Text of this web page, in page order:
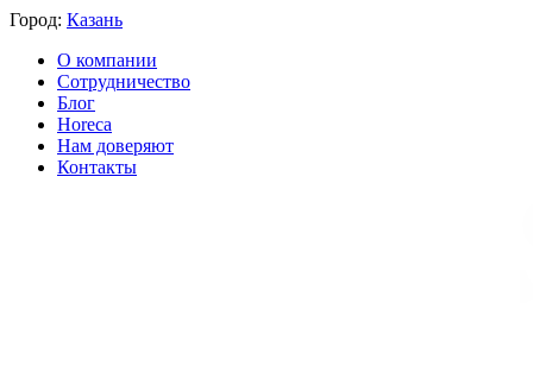
Город: Казань
О компании
Сотрудничество
Блог
Horeca
Нам доверяют
Контакты